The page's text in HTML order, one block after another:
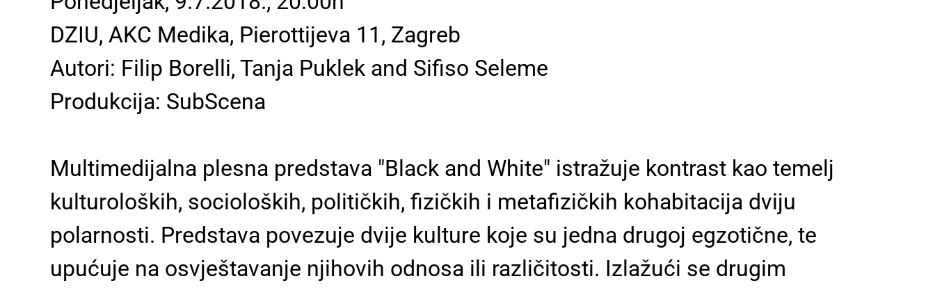
DZIU, AKC Medika, Pierottijeva 11, Zagreb
Autori: Filip Borelli, Tanja Puklek and Sifiso Seleme
Produkcija: SubScena
Multimedijalna plesna predstava "Black and White" istražuje kontrast kao temelj
kulturoloških, socioloških, političkih, fizičkih i metafizičkih kohabitacija dviju
polarnosti. Predstava povezuje dvije kulture koje su jedna drugoj egzotične, te
upućuje na osvještavanje njihovih odnosa ili različitosti. Izlažući se drugim